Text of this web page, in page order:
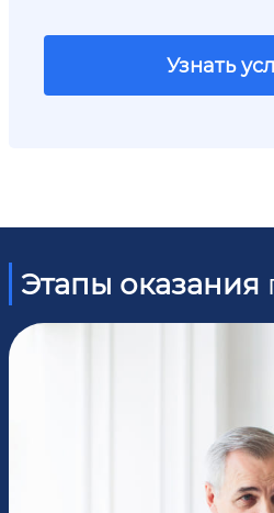
Узнать
Этапы оказания